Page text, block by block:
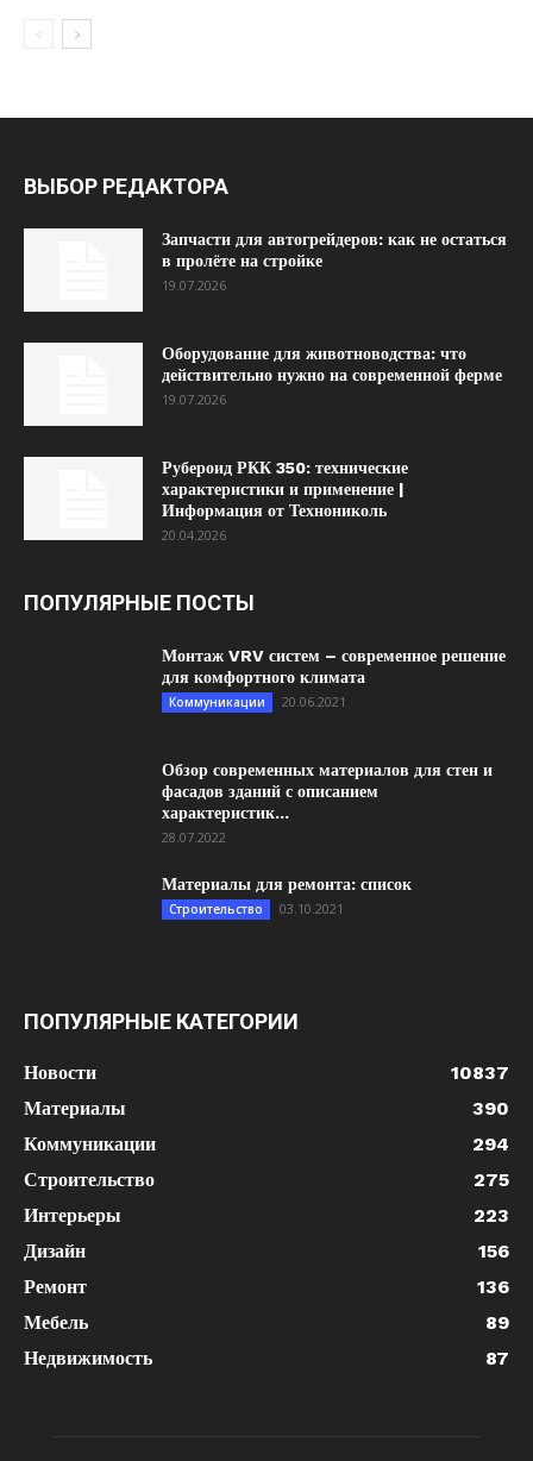
ВЫБОР РЕДАКТОРА
Запчасти для автогрейдеров: как не остаться
в пролёте на стройке
19.07.2026
Оборудование для животноводства: что
действительно нужно на современной ферме
19.07.2026
Рубероид РКК 350: технические
характеристики и применение |
Информация от Технониколь
20.04.2026
ПОПУЛЯРНЫЕ ПОСТЫ
Монтаж VRV систем – современное решение
для комфортного климата
Коммуникации 20.06.2021
Обзор современных материалов для стен и
фасадов зданий с описанием
характеристик...
28.07.2022
Материалы для ремонта: список
Строительство 03.10.2021
ПОПУЛЯРНЫЕ КАТЕГОРИИ
Новости
10837
Материалы
390
Коммуникации
294
Строительство
275
Интерьеры
223
Дизайн
156
Ремонт
136
Мебель
89
Недвижимость
87